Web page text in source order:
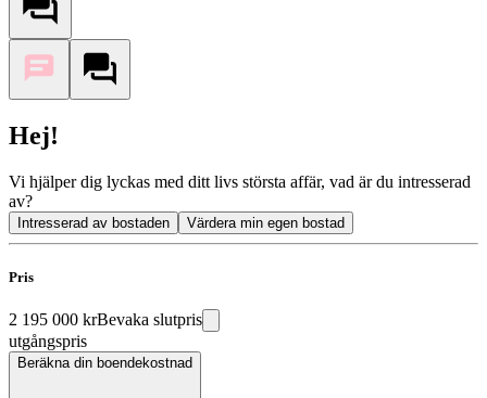
Hej!
Vi hjälper dig lyckas med ditt livs största affär, vad är du intresserad
av?
Intresserad av bostaden Värdera min egen bostad
Pris
2 195 000 krBevaka slutpris
utgångspris
Beräkna din boendekostnad